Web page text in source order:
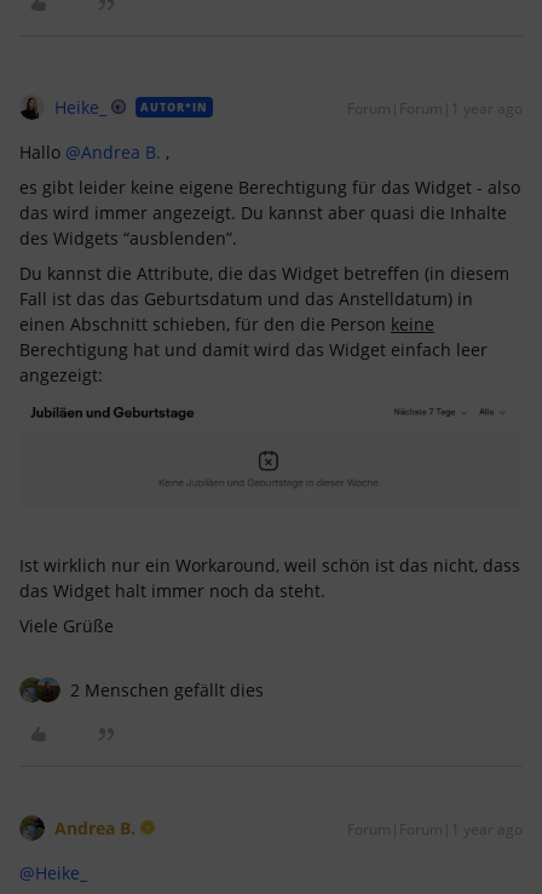
Heike_ AUTOR*IN Forum|Forum|1 year ago
Hallo ​ @Andrea B. ,
es gibt leider keine eigene Berechtigung für das Widget - also
das wird immer angezeigt. Du kannst aber quasi die Inhalte
des Widgets “ausblenden”.
Du kannst die Attribute, die das Widget betreffen (in diesem
Fall ist das das Geburtsdatum und das Anstelldatum) in
einen Abschnitt schieben, für den die Person keine
Berechtigung hat und damit wird das Widget einfach leer
angezeigt:
Ist wirklich nur ein Workaround, weil schön ist das nicht, dass
das Widget halt immer noch da steht.
Viele Grüße
2 Menschen gefällt dies
Andrea B. Forum|Forum|1 year ago
@Heike_